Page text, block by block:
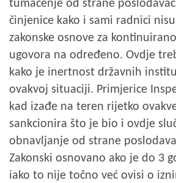
tumačenje od strane
činjenice kako i sami radnici
zakonske osnove za
ugovora na određeno. Ovdje
kako je inertnost državnih
ovakvoj situaciji. Primjerice
kad izađe na teren rijetko
sankcionira što je bio i ovdje
obnavljanje od strane
Zakonski osnovano ako je do 3
iako to nije točno već ovisi o